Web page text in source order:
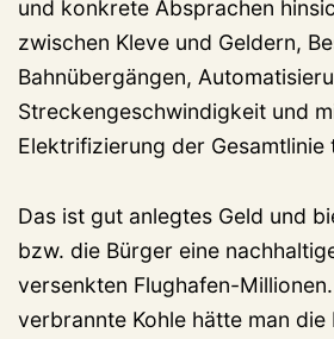
und konkrete Absprachen
zwischen Kleve und Geldern,
Bahnübergängen,
Streckengeschwindigkeit und
Elektrifizierung der Gesamtlinie
Das ist gut anlegtes Geld und
bzw. die Bürger eine
versenkten Flughafen-
verbrannte Kohle hätte man die